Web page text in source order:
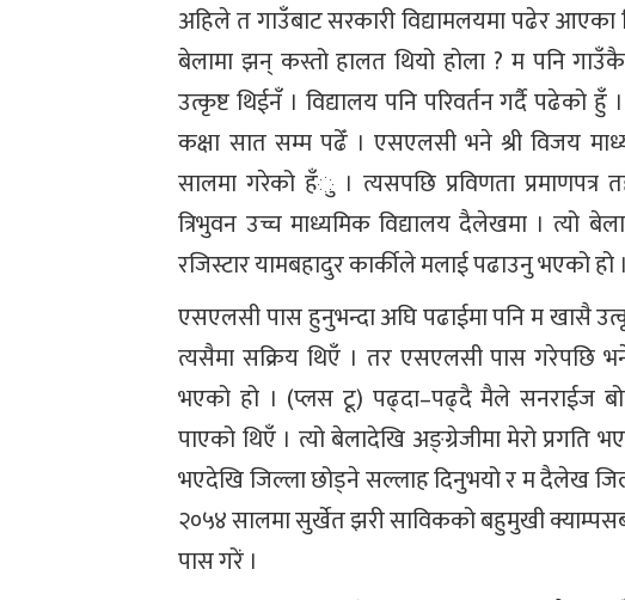
अहिले त गाउँबाट सरकारी विद्यामलयमा पढेर आएका
बेलामा झन् कस्तो हालत थियो होला ? म पनि
उत्कृष्ट थिईनँ । विद्यालय पनि परिवर्तन गर्दै पढेको
कक्षा सात सम्म पढेँ । एसएलसी भने श्री विजय
सालमा गरेको हँु । त्यसपछि प्रविणता प्रमाणपत्र
त्रिभुवन उच्च माध्यमिक विद्यालय दैलेखमा । त्यो
रजिस्टार यामबहादुर कार्कीले मलाई पढाउनु भएको हो ।
एसएलसी पास हुनुभन्दा अघि पढाईमा पनि म खासै
त्यसैमा सक्रिय थिएँ । तर एसएलसी पास गरेपछि
भएको हो । (प्लस टू) पढ्दा–पढ्दै मैले सनराईज
पाएको थिएँ । त्यो बेलादेखि अङ्ग्रेजीमा मेरो प्रगति
भएदेखि जिल्ला छोड्ने सल्लाह दिनुभयो र म दैलेख
२०५४ सालमा सुर्खेत झरी साविकको बहुमुखी
पास गरें ।